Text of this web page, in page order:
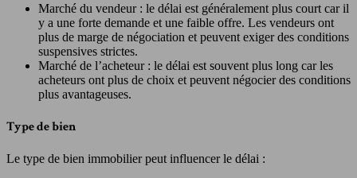
Marché du vendeur : le délai est généralement plus court car il
y a une forte demande et une faible offre. Les vendeurs ont
plus de marge de négociation et peuvent exiger des conditions
suspensives strictes.
Marché de l’acheteur : le délai est souvent plus long car les
acheteurs ont plus de choix et peuvent négocier des conditions
plus avantageuses.
Type de bien
Le type de bien immobilier peut influencer le délai :